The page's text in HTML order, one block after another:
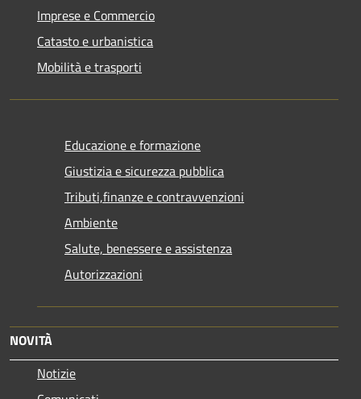
Imprese e Commercio
Catasto e urbanistica
Mobilità e trasporti
Educazione e formazione
Giustizia e sicurezza pubblica
Tributi,finanze e contravvenzioni
Ambiente
Salute, benessere e assistenza
Autorizzazioni
NOVITÀ
Notizie